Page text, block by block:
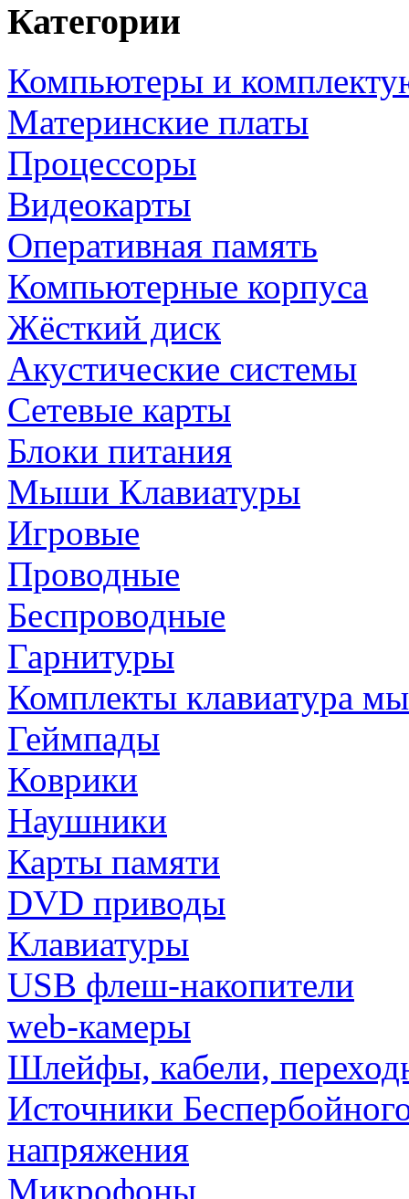
Категории
Компьютеры и
Материнские платы
Процессоры
Видеокарты
Оперативная память
Компьютерные корпуса
Жёсткий диск
Акустические системы
Сетевые карты
Блоки питания
Мыши Клавиатуры
Игровые
Проводные
Беспроводные
Гарнитуры
Комплекты клавиатура
Геймпады
Коврики
Наушники
Карты памяти
DVD приводы
Клавиатуры
USB флеш-накопители
web-камеры
Шлейфы, кабели,
Источники
напряжения
Микрофоны